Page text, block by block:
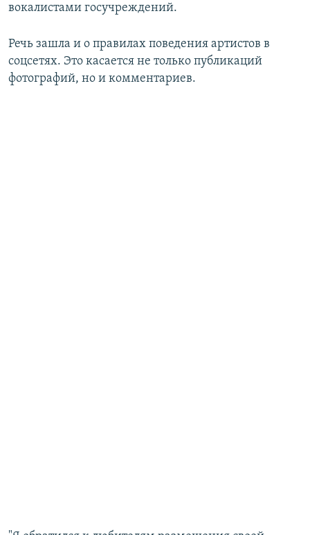
вокалистами госучреждений.
Речь зашла и о правилах поведения артистов в
соцсетях. Это касается не только публикаций
фотографий, но и комментариев.